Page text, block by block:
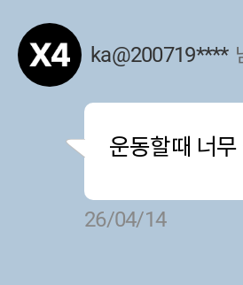
ka@200719****
운동할때 너
26/04/14